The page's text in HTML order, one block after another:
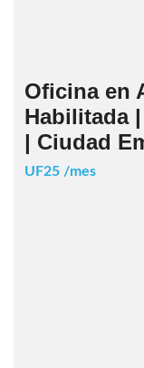
Oficina en
Habilitada
| Ciudad
UF25 /mes